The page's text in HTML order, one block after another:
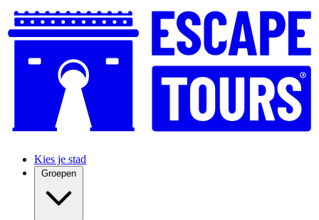
Kies je stad
Groepen